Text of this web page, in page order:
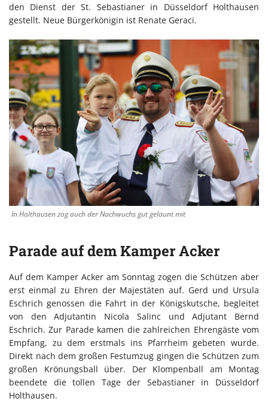
den Dienst der St. Sebastianer in Düsseldorf Holthausen
gestellt. Neue Bürgerkönigin ist Renate Geraci.
In Holthausen zog auch der Nachwuchs gut gelaunt mit
Parade auf dem Kamper Acker
Auf dem Kamper Acker am Sonntag zogen die Schützen aber
erst einmal zu Ehren der Majestäten auf. Gerd und Ursula
Eschrich genossen die Fahrt in der Königskutsche, begleitet
von den Adjutantin Nicola Salinc und Adjutant Bernd
Eschrich. Zur Parade kamen die zahlreichen Ehrengäste vom
Empfang, zu dem erstmals ins Pfarrheim gebeten wurde.
Direkt nach dem großen Festumzug gingen die Schützen zum
großen Krönungsball über. Der Klompenball am Montag
beendete die tollen Tage der Sebastianer in Düsseldorf
Holthausen.